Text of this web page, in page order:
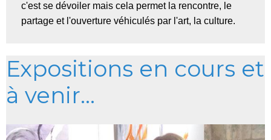
c'est se dévoiler mais cela permet la rencontre, le
partage et l'ouverture véhiculés par l'art, la culture.
Expositions en cours et
à venir...